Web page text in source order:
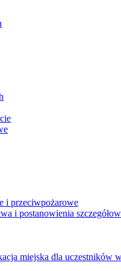
i przeciwpożarowe
i postanowienia
miejska dla uczestników